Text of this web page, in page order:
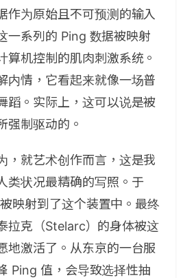
作为原始且不可预测的输入
一系列的 Ping 数据被映射
算机控制的肌肉刺激系统。
内情，它看起来就像一场普
蹈。实际上，这可以说是被
强制驱动的。
，就艺术创作而言，这是我
类状况最精确的写照。于
映射到了这个装置中。最终
拉克（Stelarc）的身体被这
地激活了。从东京的一台服
Ping 值，会导致选择性抽